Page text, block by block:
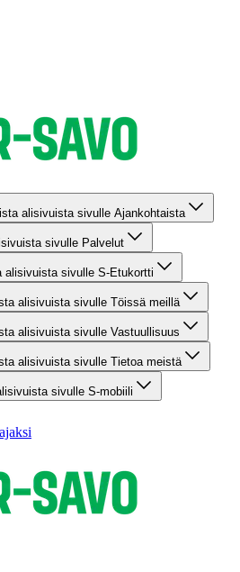
alisivuista sivulle Ajankohtaista
sivulle Palvelut
alisivuista sivulle S-Etukortti
alisivuista sivulle Töissä meillä
alisivuista sivulle Vastuullisuus
alisivuista sivulle Tietoa meistä
sivulle S-mobiili